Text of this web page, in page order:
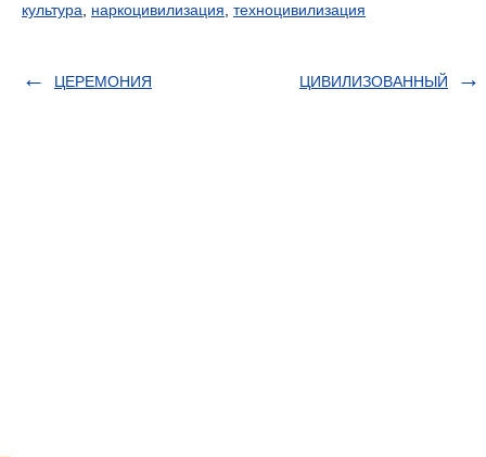
культура
наркоцивилизация техноцивилизация
ЦЕРЕМОНИЯ ЦИВИЛИЗОВАННЫЙ